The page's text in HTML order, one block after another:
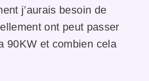
j’aurais besoin de
ont peut passer
90KW et combien cela